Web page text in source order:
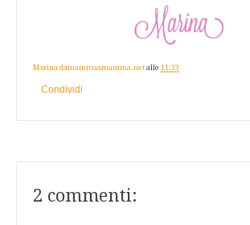
Marina damammaamamma.net alle 11:33
Condividi
2 commenti: